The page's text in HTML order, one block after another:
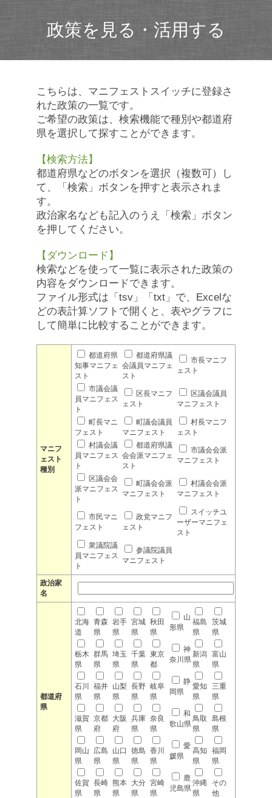
政策を見る・活用する
こちらは、マニフェストスイッチに登録さ
れた政策の一覧です。
ご希望の政策は、検索機能で種別や都道府
県を選択して探すことができます。
【検索方法】
都道府県などのボタンを選択（複数可）し
て、「検索」ボタンを押すと表示されま
す。
政治家名なども記入のうえ「検索」ボタン
を押してください。
【ダウンロード】
検索などを使って一覧に表示された政策の
内容をダウンロードできます。
ファイル形式は「tsv」「txt」で、Excelな
どの表計算ソフトで開くと、表やグラフに
して簡単に比較することができます。
マニフ
ェスト
種別
都道府県
知事マニフェ
スト
都道府県議
会議員マニフェ
スト
市長マニフ
ェスト
市議会議
員マニフェス
ト
区長マニフ
ェスト
区議会議員
マニフェスト
町長マニ
フェスト
町議会議員
マニフェスト
村長マニフ
ェスト
村議会議
員マニフェス
ト
都道府県議
会会派マニフェ
スト
市議会会派
マニフェスト
区議会会
派マニフェス
ト
町議会会派
マニフェスト
村議会会派
マニフェスト
市民マニ
フェスト
政党マニフ
ェスト
スイッチユ
ーザーマニフェ
スト
衆議院議
員マニフェス
ト
参議院議員
マニフェスト
政治家
名
都道府
県
北海
道
青森
県
岩手
県
宮城
県
秋田
県
山
形県
福島
県
茨城
県
栃木
県
群馬
県
埼玉
県
千葉
県
東京
都
神
奈川県
新潟
県
富山
県
石川
県
福井
県
山梨
県
長野
県
岐阜
県
静
岡県
愛知
県
三重
県
滋賀
県
京都
府
大阪
府
兵庫
県
奈良
県
和
歌山県
鳥取
県
島根
県
岡山
県
広島
県
山口
県
徳島
県
香川
県
愛
媛県
高知
県
福岡
県
佐賀
県
長崎
県
熊本
県
大分
県
宮崎
県
鹿
児島県
沖縄
県
その
他